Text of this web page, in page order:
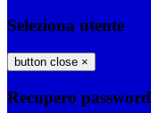
Seleziona utente
button close ×
Recupero password